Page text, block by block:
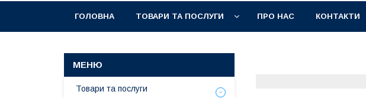
ГОЛОВНА ТОВАРИ ТА ПОСЛУГИ ПРО НАС КОНТАКТИ
Товари та послуги